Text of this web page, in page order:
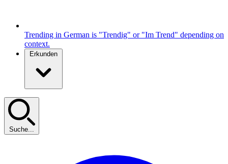
Trending in German is "Trendig" or "Im Trend" depending on
context.
Erkunden
Suche...